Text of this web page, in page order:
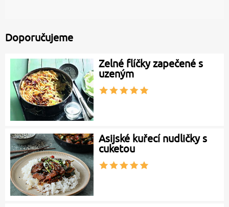
Doporučujeme
Zelné flíčky zapečené s
uzeným
Asijské kuřecí nudličky s
cuketou